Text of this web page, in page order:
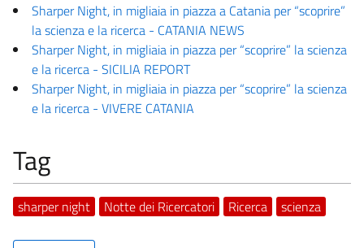
Sharper Night, in migliaia in piazza a Catania per “scoprire”
la scienza e la ricerca - CATANIA NEWS
Sharper Night, in migliaia in piazza per “scoprire” la scienza
e la ricerca - SICILIA REPORT
Sharper Night, in migliaia in piazza per “scoprire” la scienza
e la ricerca - VIVERE CATANIA
Tag
sharper night Notte dei Ricercatori Ricerca scienza